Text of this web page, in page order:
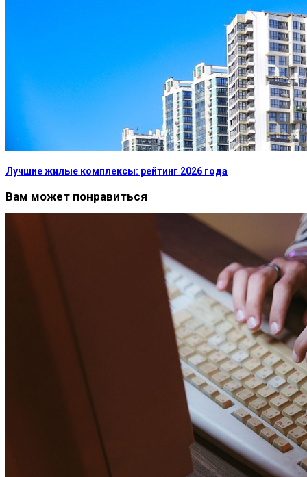
Лучшие жилые комплексы: рейтинг 2026 года
Вам может понравиться